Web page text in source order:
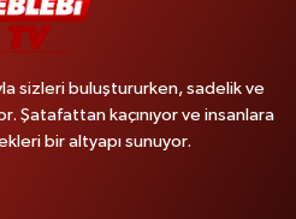
sizleri buluştururken, sadelik ve
Şatafattan kaçınıyor ve insanlara
bir altyapı sunuyor.